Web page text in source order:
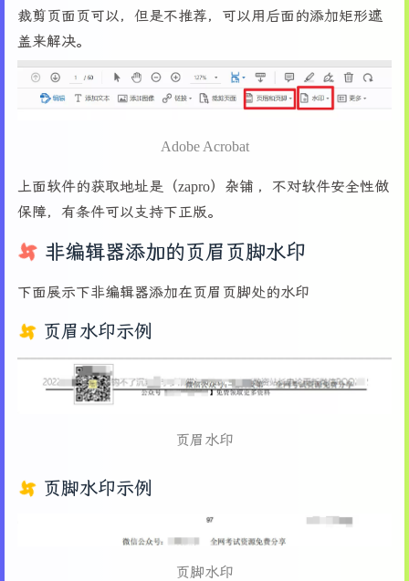
裁剪页面页可以，但是不推荐，可以用后面的添加矩形遮
盖来解决。
Adobe Acrobat
上面软件的获取地址是（zapro）杂铺 ，不对软件安全性做
保障，有条件可以支持下正版。
非编辑器添加的页眉页脚水印
下面展示下非编辑器添加在页眉页脚处的水印
页眉水印示例
页眉水印
页脚水印示例
页脚水印